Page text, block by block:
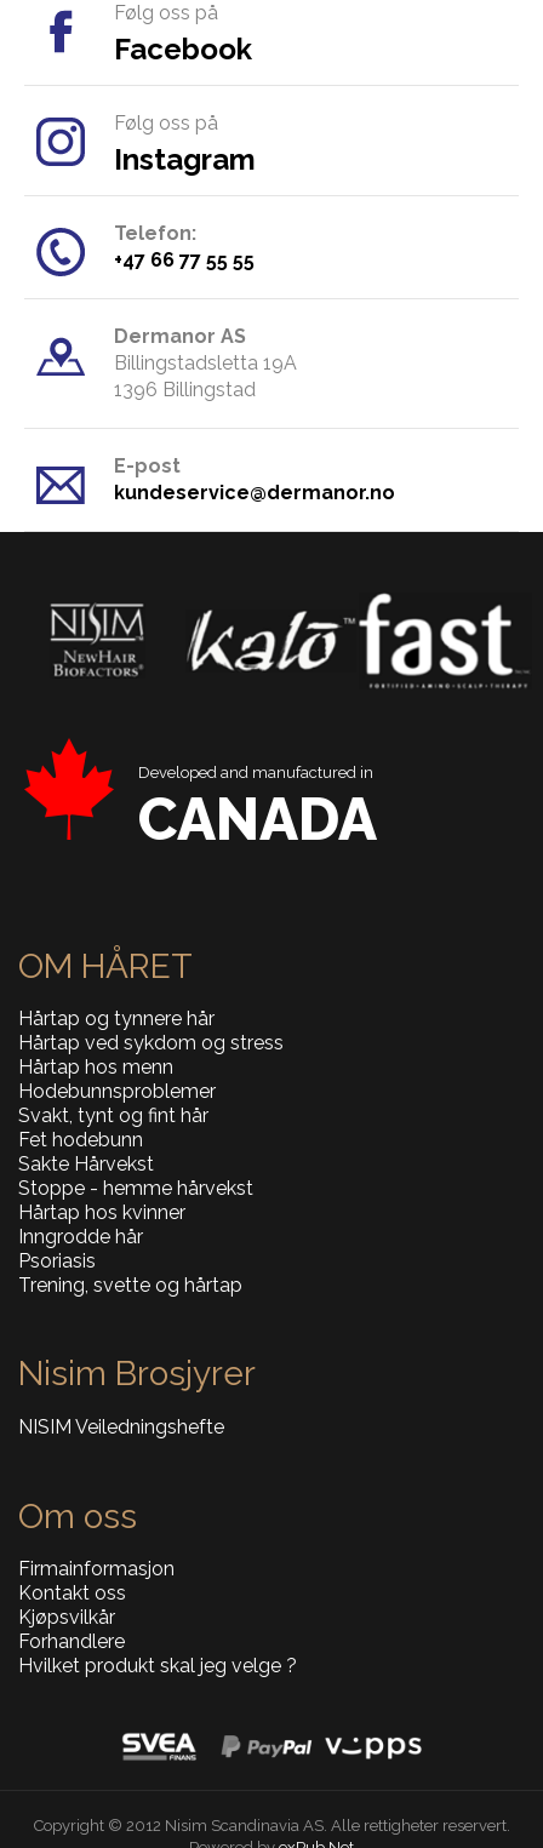
Følg oss på
Facebook
Følg oss på
Instagram
Telefon:
​+47 66 77 55 55
Dermanor AS
Billingstadsletta 19A
​1396 Billingstad
E-post
kundeservice@dermanor.no
Developed and manufactured in
CANADA
OM HÅRET
Hårtap og tynnere hår
Hårtap ved sykdom og stress
Hårtap hos menn
Hodebunnsproblemer
Svakt, tynt og fint hår
Fet hodebunn
Sakte Hårvekst
Stoppe - hemme hårvekst
Hårtap hos kvinner
Inngrodde hår
Psoriasis
Trening, svette og hårtap
Nisim Brosjyrer
NISIM Veiledningshefte
Om oss
Firmainformasjon
Kontakt oss
Kjøpsvilkår
Forhandlere
Hvilket produkt skal jeg velge ?
Copyright © 2012 Nisim Scandinavia AS. Alle rettigheter reservert.